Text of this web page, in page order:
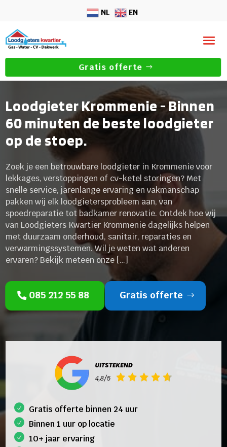
NL EN
Gratis offerte
Loodgieter Krommenie - Binnen
60 minuten de beste loodgieter
op de stoep.
Zoek je een betrouwbare loodgieter in Krommenie voor
lekkages, verstoppingen of cv-ketel storingen? Met
snelle service, jarenlange ervaring en vakmanschap
pakken wij elk loodgietersprobleem aan, van
spoedreparatie tot badkamer renovatie. Ontdek hoe wij
van Loodgieters Kwartier Krommenie dagelijks helpen
met duurzaam onderhoud, sanitair, reparaties en
verwarmingssystemen. Wil je weten wat anderen
ervaren? Bekijk meteen onze […]
085 212 55 88 Gratis offerte
Gratis offerte binnen 24 uur
Binnen 1 uur op locatie
10+ jaar ervaring